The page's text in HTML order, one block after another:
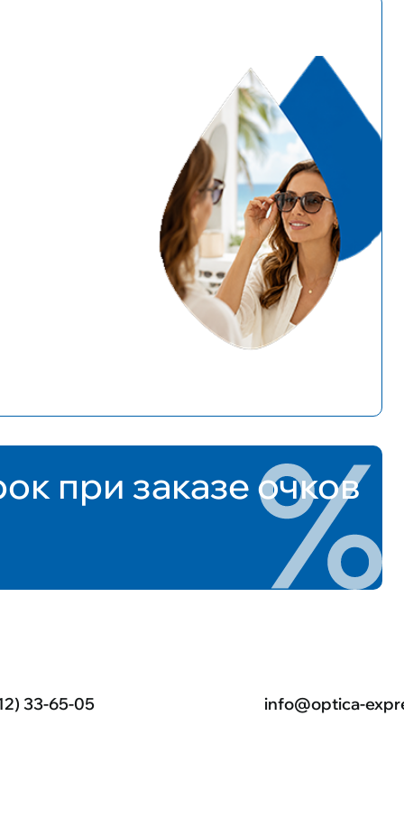
при заказе очков
33-65-05 info@optica-